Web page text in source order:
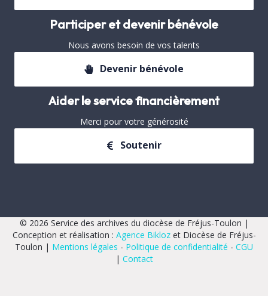
Participer et devenir bénévole
Nous avons besoin de vos talents
Devenir bénévole
Aider le service financièrement
Merci pour votre générosité
Soutenir
© 2026 Service des archives du diocèse de Fréjus-Toulon |
Conception et réalisation : Agence Biklozet Diocèse de Fréjus-
Toulon | Mentions légales - Politique de confidentialité - CGU
| Contact